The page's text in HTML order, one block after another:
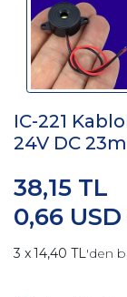
IC-221
24V DC
0,66
38,15 TL
14,40 TL'den